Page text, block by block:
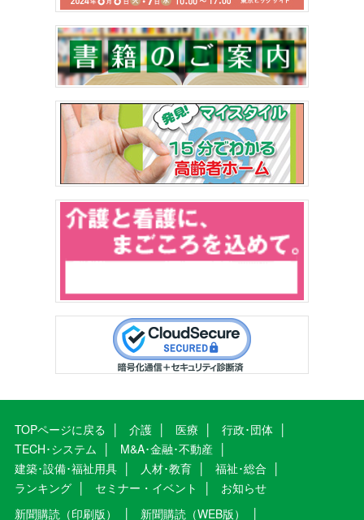
TOPページに戻る 介護 医療
行政･団体
TECH･システム
M&A･金融･不動産
建築･設備･福祉用具
人材･教育
福祉･総合
ランキング
セミナー・イベント
お知らせ
新聞購読（印刷版）
新聞購読（WEB版）